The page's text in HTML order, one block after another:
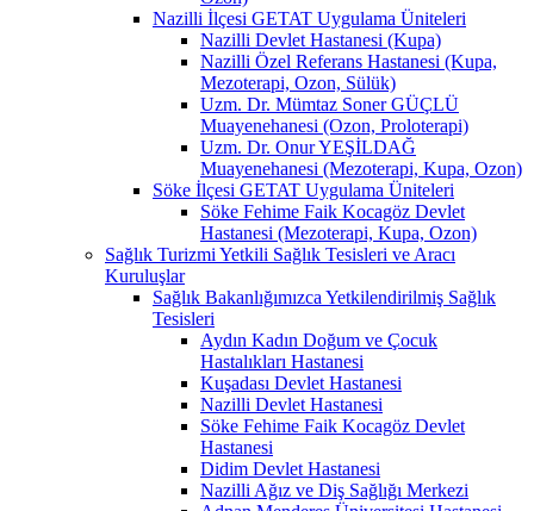
Nazilli İlçesi GETAT Uygulama Üniteleri
Nazilli Devlet Hastanesi (Kupa)
Nazilli Özel Referans Hastanesi (Kupa,
Mezoterapi, Ozon, Sülük)
Uzm. Dr. Mümtaz Soner GÜÇLÜ
Muayenehanesi (Ozon, Proloterapi)
Uzm. Dr. Onur YEŞİLDAĞ
Muayenehanesi (Mezoterapi, Kupa, Ozon)
Söke İlçesi GETAT Uygulama Üniteleri
Söke Fehime Faik Kocagöz Devlet
Hastanesi (Mezoterapi, Kupa, Ozon)
Sağlık Turizmi Yetkili Sağlık Tesisleri ve Aracı
Kuruluşlar
Sağlık Bakanlığımızca Yetkilendirilmiş Sağlık
Tesisleri
Aydın Kadın Doğum ve Çocuk
Hastalıkları Hastanesi
Kuşadası Devlet Hastanesi
Nazilli Devlet Hastanesi
Söke Fehime Faik Kocagöz Devlet
Hastanesi
Didim Devlet Hastanesi
Nazilli Ağız ve Diş Sağlığı Merkezi